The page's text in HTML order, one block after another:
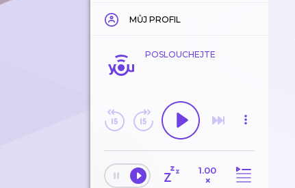
MŮJ PROFIL
POSLOUCHEJTE
1.00
×